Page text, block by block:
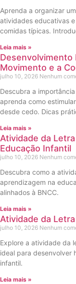
Aprenda a organizar
atividades educativas
comidas típicas.
Leia mais »
Desenvolvimento
Movimento e a
julho 10, 2026 Nenhum
Descubra a
aprenda como
desde cedo. Dicas
Leia mais »
Atividade da
Educação Infantil
julho 10, 2026 Nenhum
Descubra como a
aprendizagem na
alinhados à BNCC.
Leia mais »
Atividade da Letra
julho 10, 2026 Nenhum
Explore a atividade da
ideal para desenvolver
infantil.
Leia mais »